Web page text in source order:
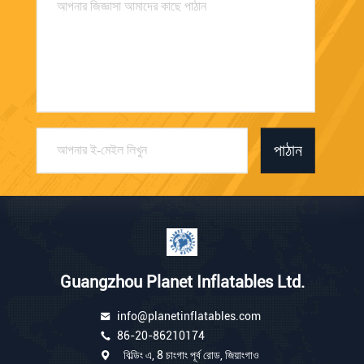
পাঠান
Guangzhou Planet Inflatables Ltd.
info@planetinflatables.com
86-20-86210174
বিল্ডিং এ, 8 চাংগাং পূর্ব রোড, জিয়াংগাও